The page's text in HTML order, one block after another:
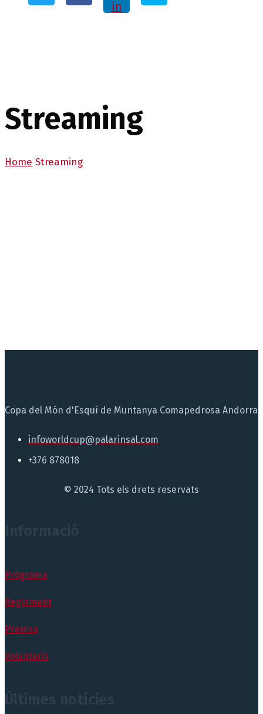
in
Streaming
Home Streaming
Copa del Món d'Esquí de Muntanya Comapedrosa Andorra
infoworldcup@palarinsal.com
+376 878018
© 2024 Tots els drets reservats
Programa
Reglament
Premsa
Voluntaris